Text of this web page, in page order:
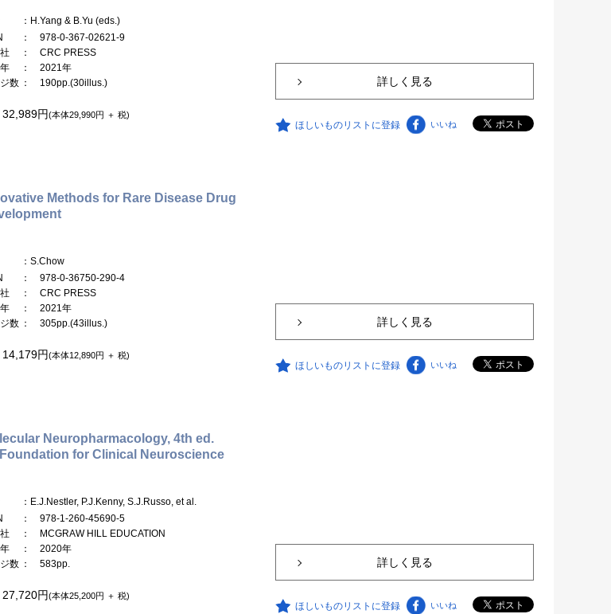
：H.Yang & B.Yu (eds.)
： 978-0-367-02621-9
： CRC PRESS
： 2021年
数 ： 190pp.(30illus.)
32,989円(本体29,990円 ＋ 税)
詳しく見る
ほしいものリストに登録 いいね
Methods for Rare Disease Drug
：S.Chow
： 978-0-36750-290-4
： CRC PRESS
： 2021年
数 ： 305pp.(43illus.)
14,179円(本体12,890円 ＋ 税)
詳しく見る
ほしいものリストに登録 いいね
Neuropharmacology, 4th ed.
for Clinical Neuroscience
：E.J.Nestler, P.J.Kenny, S.J.Russo, et al.
： 978-1-260-45690-5
： MCGRAW HILL EDUCATION
： 2020年
数 ： 583pp.
27,720円(本体25,200円 ＋ 税)
詳しく見る
ほしいものリストに登録 いいね